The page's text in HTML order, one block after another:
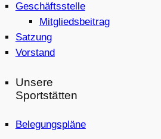
Geschäftsstelle
Mitgliedsbeitrag
Satzung
Vorstand
Unsere
Sportstätten
Belegungspläne